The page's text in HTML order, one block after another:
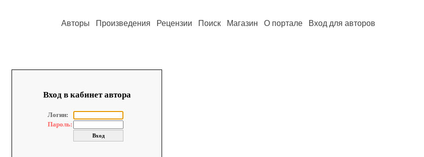
Авторы Произведения Рецензии Поиск Магазин О портале Вход для авторов
Вход в кабинет автора
Логин:
Пароль: